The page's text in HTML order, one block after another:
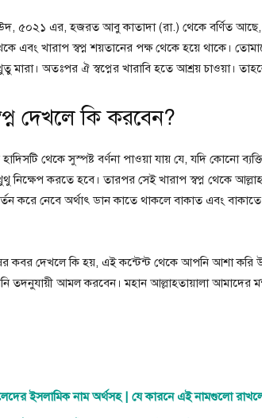
৫০২১ এর, হজরত আবু কাতাদা (রা.) থেকে বর্ণিত আছে,
এবং খারাপ স্বপ্ন শয়তানের পক্ষ থেকে হয়ে থাকে।
মারা। অতঃপর ঐ স্বপ্নের খারাবি হতে আশ্রয় চাওয়া।
দেখলে কি করবেন?
থেকে সুস্পষ্ট বর্ণনা পাওয়া যায় যে, যদি কোনো
নিক্ষেপ করতে হবে। তারপর সেই খারাপ স্বপ্ন থেকে
করে নেবে অর্থাৎ ডান কাতে থাকলে বাকাত এবং
কবর দেখলে কি হয়, এই কন্টেন্ট থেকে আপনি আশা করি
তদনুযায়ী আমল করবেন। মহান আল্লাহতায়ালা আমাদের
ইসলামিক নাম অর্থসহ | যে কারনে এই নামগুলো রাখলে